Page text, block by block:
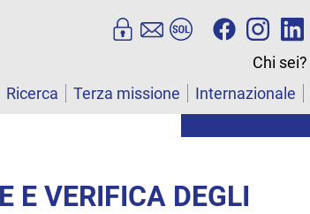
Chi sei?
Ricerca Terza missione Internazionale
E VERIFICA DEGLI